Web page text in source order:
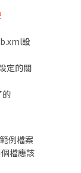
設
定的關
的
例檔案
檔應該